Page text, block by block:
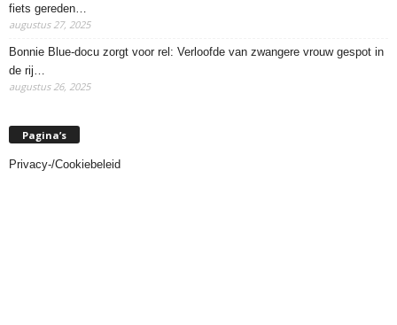
fiets gereden…
augustus 27, 2025
Bonnie Blue-docu zorgt voor rel: Verloofde van zwangere vrouw gespot in
de rij…
augustus 26, 2025
Pagina’s
Privacy-/Cookiebeleid